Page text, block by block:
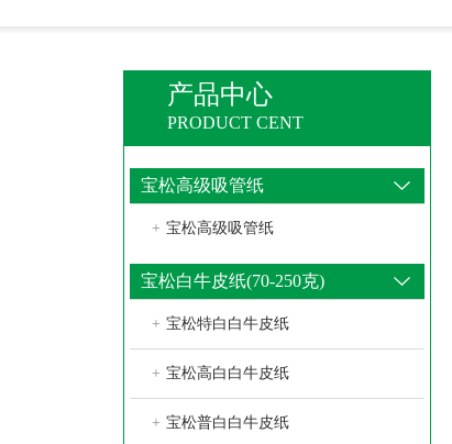
产品中心
PRODUCT CENT
宝松高级吸管纸
+ 宝松高级吸管纸
宝松白牛皮纸(70-250克)
+ 宝松特白白牛皮纸
+ 宝松高白白牛皮纸
+ 宝松普白白牛皮纸